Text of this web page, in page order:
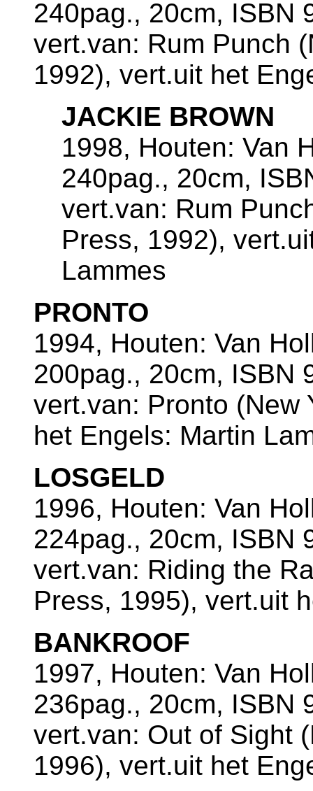
240pag., 20cm, ISBN
vert.van: Rum Punch
1992), vert.uit het
JACKIE BROWN
1998, Houten: Van
240pag., 20cm,
vert.van: Rum
Press, 1992),
Lammes
PRONTO
1994, Houten: Van
200pag., 20cm, ISBN
vert.van: Pronto (New
het Engels: Martin
LOSGELD
1996, Houten: Van
224pag., 20cm, ISBN
vert.van: Riding the
Press, 1995), vert.uit
BANKROOF
1997, Houten: Van
236pag., 20cm, ISBN
vert.van: Out of Sight
1996), vert.uit het